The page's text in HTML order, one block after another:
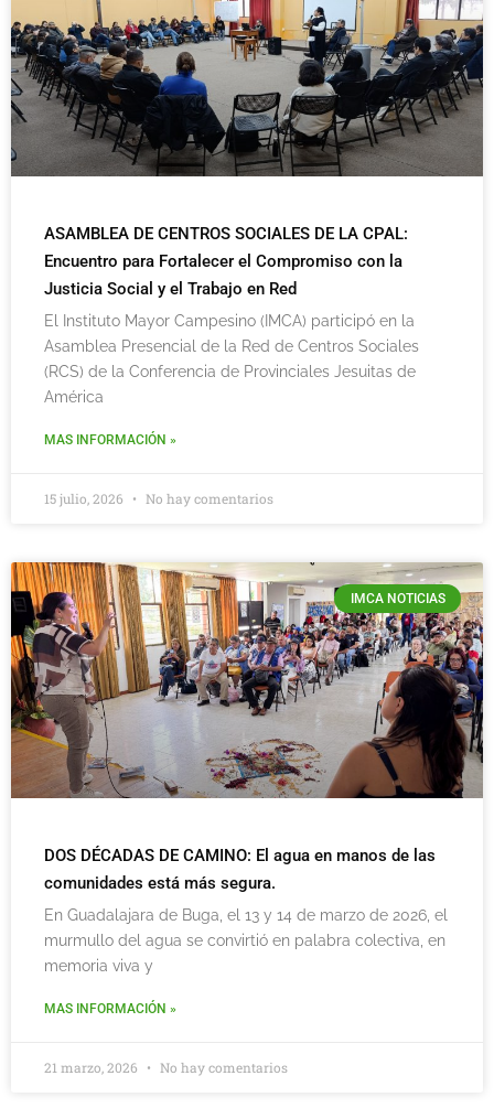
ASAMBLEA DE CENTROS SOCIALES DE LA CPAL:
Encuentro para Fortalecer el Compromiso con la
Justicia Social y el Trabajo en Red
El Instituto Mayor Campesino (IMCA) participó en la
Asamblea Presencial de la Red de Centros Sociales
(RCS) de la Conferencia de Provinciales Jesuitas de
América
MAS INFORMACIÓN »
15 julio, 2026 No hay comentarios
IMCA NOTICIAS
DOS DÉCADAS DE CAMINO: El agua en manos de las
comunidades está más segura.
En Guadalajara de Buga, el 13 y 14 de marzo de 2026, el
murmullo del agua se convirtió en palabra colectiva, en
memoria viva y
MAS INFORMACIÓN »
21 marzo, 2026 No hay comentarios